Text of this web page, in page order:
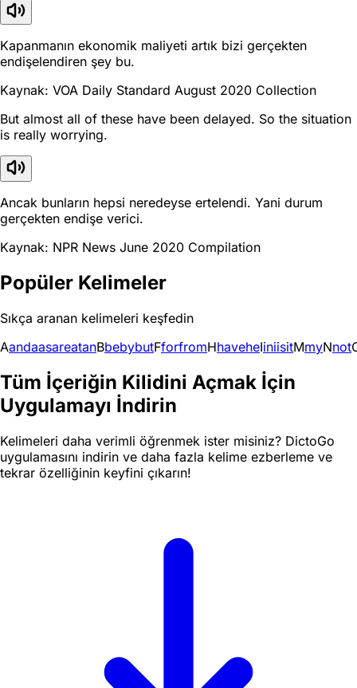
Kapanmanın ekonomik maliyeti artık bizi gerçekten
endişelendiren şey bu.
Kaynak: VOA Daily Standard August 2020 Collection
But almost all of these have been delayed. So the situation
is really worrying.
Ancak bunların hepsi neredeyse ertelendi. Yani durum
gerçekten endişe verici.
Kaynak: NPR News June 2020 Compilation
Popüler Kelimeler
Sıkça aranan kelimeleri keşfedin
AandaasareatanBbebybutFforfromHhaveheIiniisitMmyNnot
Tüm İçeriğin Kilidini Açmak İçin
Uygulamayı İndirin
Kelimeleri daha verimli öğrenmek ister misiniz? DictoGo
uygulamasını indirin ve daha fazla kelime ezberleme ve
tekrar özelliğinin keyfini çıkarın!